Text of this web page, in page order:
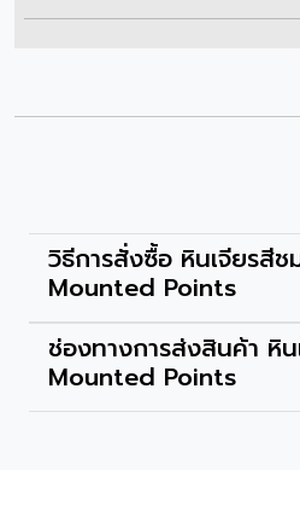
วิธีการสั่งซื้อ หินเจียรสี
Mounted Points
ช่องทางการส่งสินค้า หิ
Mounted Points